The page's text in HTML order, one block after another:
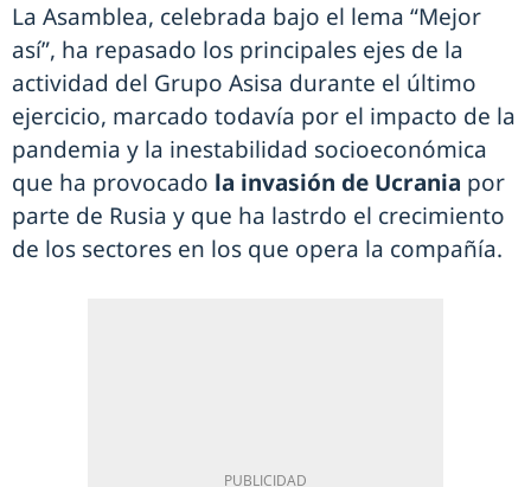
La Asamblea, celebrada bajo el lema “Mejor
así”, ha repasado los principales ejes de la
actividad del Grupo Asisa durante el último
ejercicio, marcado todavía por el impacto de la
pandemia y la inestabilidad socioeconómica
que ha provocado la invasión de Ucrania por
parte de Rusia y que ha lastrdo el crecimiento
de los sectores en los que opera la compañía.